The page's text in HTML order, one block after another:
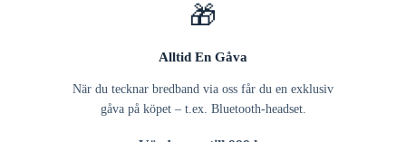
🎁
Alltid En Gåva
När du tecknar bredband via oss får du en exklusiv
gåva på köpet – t.ex. Bluetooth-headset.